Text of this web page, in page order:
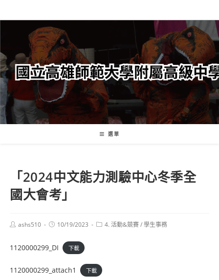
轉
要
內
容
選單
「2024中文能力測驗中心冬季全
國大會考」
Postashs510
Post10/19/2023
Post4. 活動&競賽/學生事務
1120000299_DI 下載
1120000299_attach1 下載